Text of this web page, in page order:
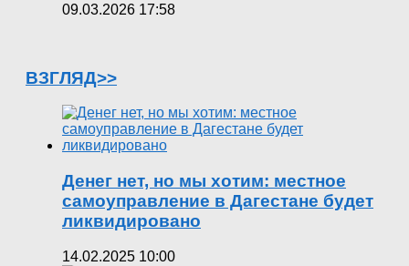
09.03.2026 17:58
ВЗГЛЯД>>
Денег нет, но мы хотим: местное
самоуправление в Дагестане будет
ликвидировано
14.02.2025 10:00